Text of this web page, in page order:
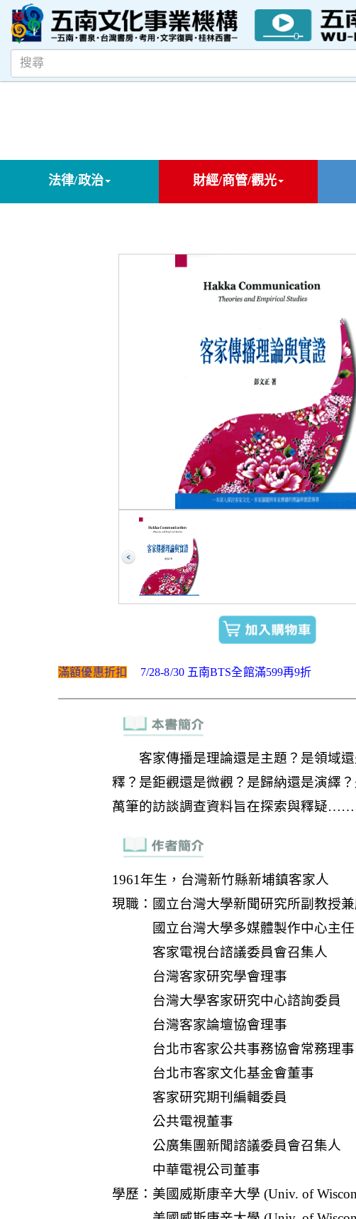
法律/政治 財經/商管/觀光
滿額優惠折扣 7/28-8/30 五南BTS全館滿599再9折